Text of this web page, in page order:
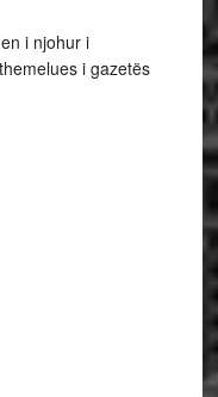
i njohur i
i gazetës